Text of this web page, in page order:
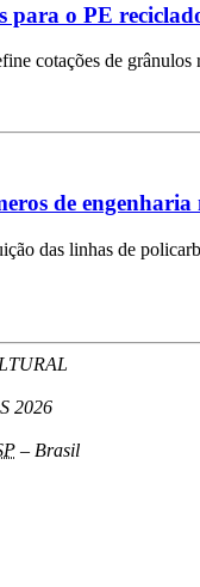
o PE
cotações de grânulos
de engenharia
das linhas de
2026
– Brasil